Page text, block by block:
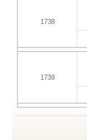
1738
1739